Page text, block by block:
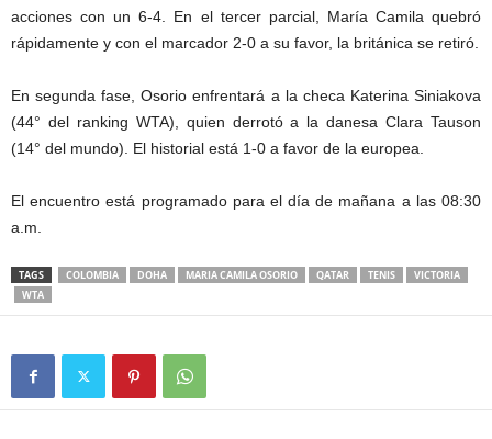
acciones con un 6-4. En el tercer parcial, María Camila quebró
rápidamente y con el marcador 2-0 a su favor, la británica se retiró.
En segunda fase, Osorio enfrentará a la checa Katerina Siniakova
(44° del ranking WTA), quien derrotó a la danesa Clara Tauson
(14° del mundo). El historial está 1-0 a favor de la europea.
El encuentro está programado para el día de mañana a las 08:30
a.m.
TAGS COLOMBIA DOHA MARIA CAMILA OSORIO QATAR TENIS
VICTORIA
WTA